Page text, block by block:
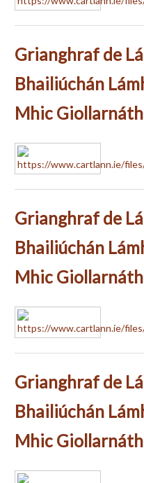
Grianghraf de
Bhailiúchán
Mhic
Grianghraf de
Bhailiúchán
Mhic
Grianghraf de
Bhailiúchán
Mhic